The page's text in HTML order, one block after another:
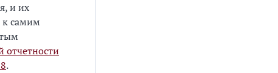
и их
к самим
отчетности
.